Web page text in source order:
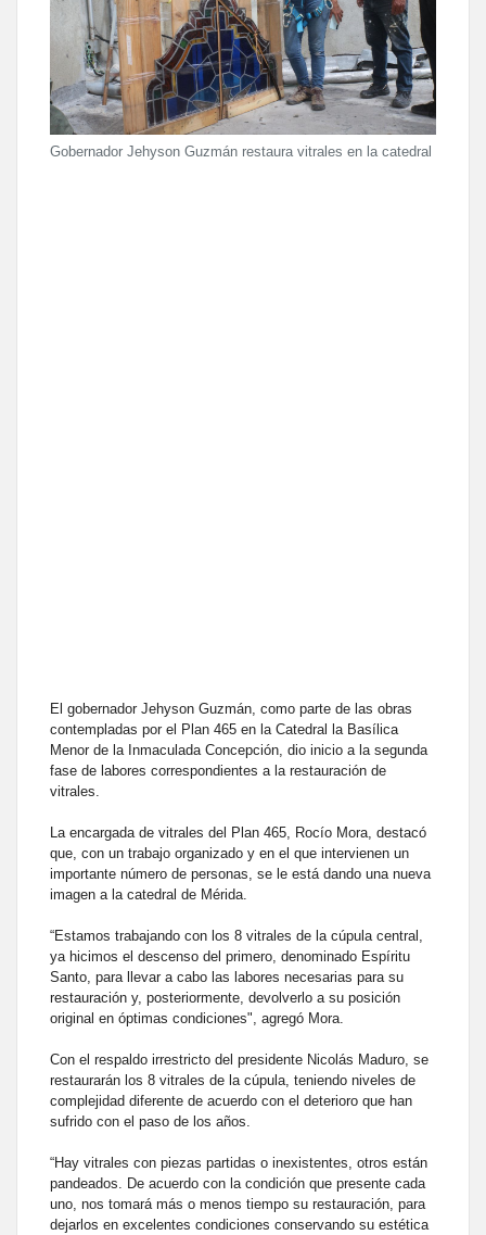
Gobernador Jehyson Guzmán restaura vitrales en la catedral
El gobernador Jehyson Guzmán, como parte de las obras
contempladas por el Plan 465 en la Catedral la Basílica
Menor de la Inmaculada Concepción, dio inicio a la segunda
fase de labores correspondientes a la restauración de
vitrales.
La encargada de vitrales del Plan 465, Rocío Mora, destacó
que, con un trabajo organizado y en el que intervienen un
importante número de personas, se le está dando una nueva
imagen a la catedral de Mérida.
“Estamos trabajando con los 8 vitrales de la cúpula central,
ya hicimos el descenso del primero, denominado Espíritu
Santo, para llevar a cabo las labores necesarias para su
restauración y, posteriormente, devolverlo a su posición
original en óptimas condiciones", agregó Mora.
Con el respaldo irrestricto del presidente Nicolás Maduro, se
restaurarán los 8 vitrales de la cúpula, teniendo niveles de
complejidad diferente de acuerdo con el deterioro que han
sufrido con el paso de los años.
“Hay vitrales con piezas partidas o inexistentes, otros están
pandeados. De acuerdo con la condición que presente cada
uno, nos tomará más o menos tiempo su restauración, para
dejarlos en excelentes condiciones conservando su estética